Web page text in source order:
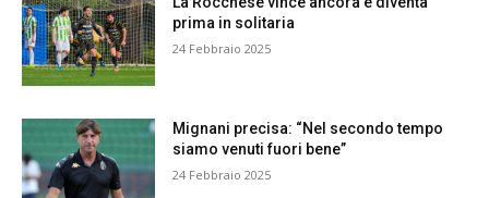
prima in solitaria
24 Febbraio 2025
Mignani precisa: “Nel secondo tempo
siamo venuti fuori bene”
24 Febbraio 2025